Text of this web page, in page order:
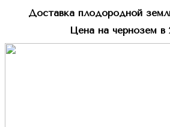
Доставка плодородной
Цена на чернозем в